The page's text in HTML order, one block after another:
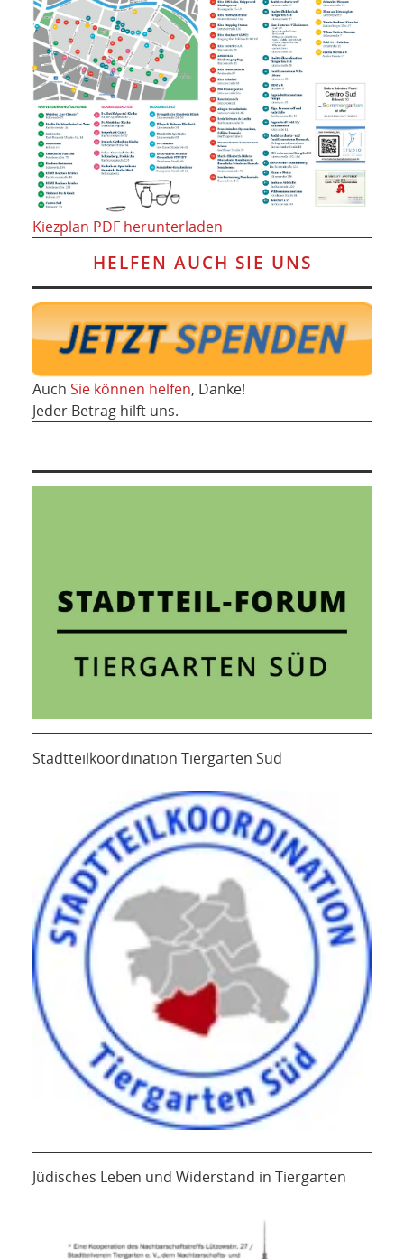
Kiezplan PDF herunterladen
HELFEN AUCH SIE UNS
Auch Sie können helfen, Danke!
Jeder Betrag hilft uns.
Stadtteilkoordination Tiergarten Süd
Jüdisches Leben und Widerstand in Tiergarten